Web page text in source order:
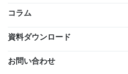
コラム
資料ダウンロード
お問い合わせ